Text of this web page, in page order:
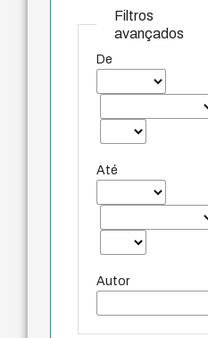
Filtros
avançados
De
Até
Autor